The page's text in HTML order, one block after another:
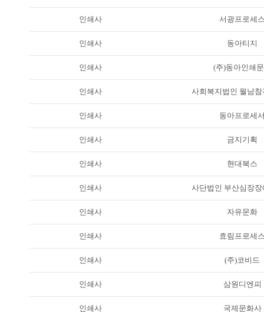
인쇄사 서광프로세
인쇄사 동아티지
인쇄사 (주)동아인쇄
인쇄사 사회복지법인 월남
인쇄사 동아프로세
인쇄사 금지기획
인쇄사 현대북스
인쇄사 사단법인 부산심장
인쇄사 자유문화
인쇄사 효림프로세
인쇄사 (주)코비드
인쇄사 삼원디엔피
인쇄사 국제문화사